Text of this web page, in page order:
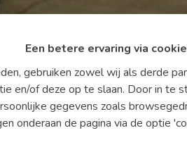
Een betere ervaring via
gebruiken zowel wij als derde
en/of deze op te slaan. Door in te
gegevens zoals
onderaan de pagina via de optie